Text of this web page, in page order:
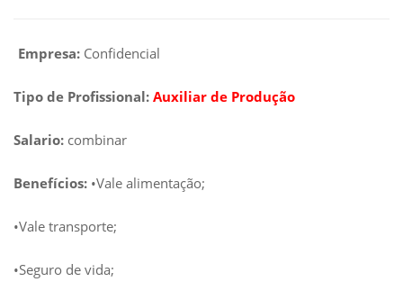
Empresa: Confidencial
Tipo de Profissional: Auxiliar de Produção
Salario: combinar
Benefícios: •Vale alimentação;
•Vale transporte;
•Seguro de vida;